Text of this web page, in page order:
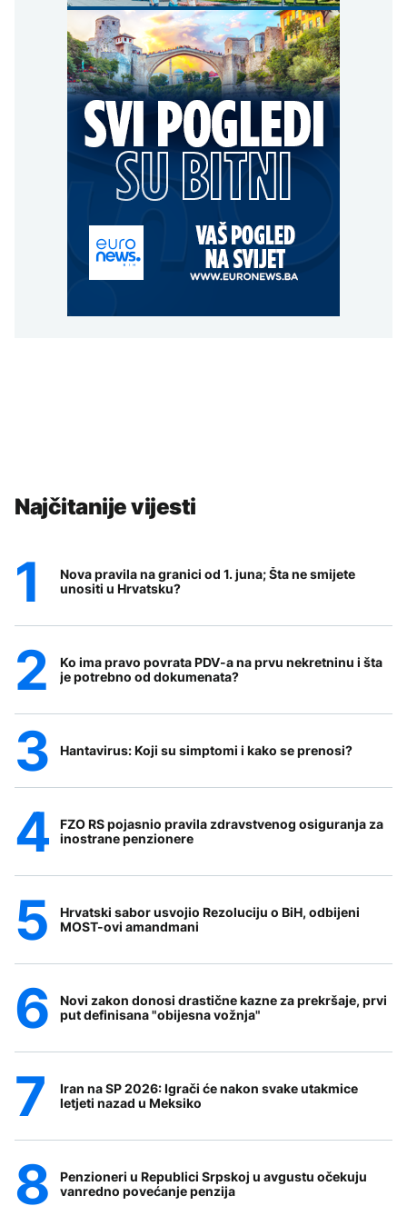
Najčitanije vijesti
Nova pravila na granici od 1. juna; Šta ne smijete
unositi u Hrvatsku?
Ko ima pravo povrata PDV-a na prvu nekretninu i šta
je potrebno od dokumenata?
Hantavirus: Koji su simptomi i kako se prenosi?
FZO RS pojasnio pravila zdravstvenog osiguranja za
inostrane penzionere
Hrvatski sabor usvojio Rezoluciju o BiH, odbijeni
MOST-ovi amandmani
Novi zakon donosi drastične kazne za prekršaje, prvi
put definisana "obijesna vožnja"
Iran na SP 2026: Igrači će nakon svake utakmice
letjeti nazad u Meksiko
Penzioneri u Republici Srpskoj u avgustu očekuju
vanredno povećanje penzija